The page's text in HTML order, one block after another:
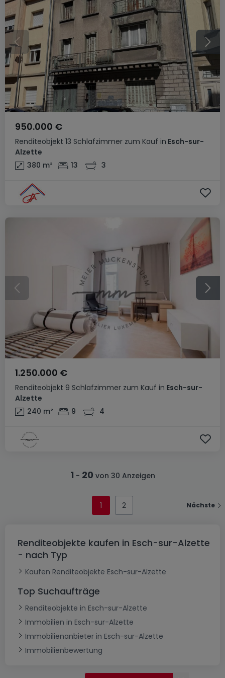
Renditeobjekt 13 Schlafzimmer zum Kauf in Esch-sur-
Alzette
950.000 €
380 m² 13 3
Renditeobjekt 9 Schlafzimmer zum Kauf in Esch-sur-
Alzette
1.250.000 €
240 m² 9 4
1 - 20 von 30 Anzeigen
1 2 Nächste
Renditeobjekte kaufen in Esch-sur-Alzette
- nach Typ
Kaufen Renditeobjekte Esch-sur-Alzette
Top Suchaufträge
Renditeobjekte in Esch-sur-Alzette
Immobilien in Esch-sur-Alzette
Immobilienanbieter in Esch-sur-Alzette
Immobilienbewertung